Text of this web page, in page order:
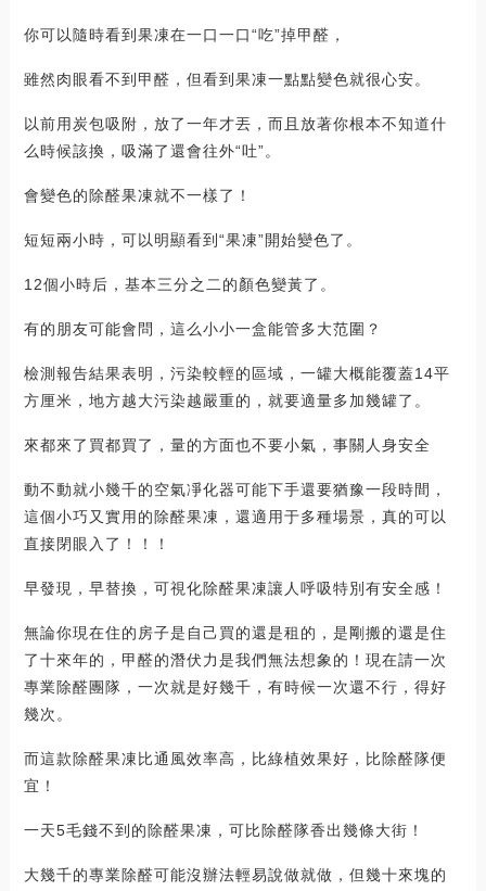
你可以隨時看到果凍在一口一口“吃”掉甲醛，
雖然肉眼看不到甲醛，但看到果凍一點點變色就很心安。
以前用炭包吸附，放了一年才丟，而且放著你根本不知道什
么時候該換，吸滿了還會往外“吐”。
會變色的除醛果凍就不一樣了！
短短兩小時，可以明顯看到“果凍”開始變色了。
12個小時后，基本三分之二的顏色變黃了。
有的朋友可能會問，這么小小一盒能管多大范圍？
檢測報告結果表明，污染較輕的區域，一罐大概能覆蓋14平
方厘米，地方越大污染越嚴重的，就要適量多加幾罐了。
來都來了買都買了，量的方面也不要小氣，事關人身安全
動不動就小幾千的空氣凈化器可能下手還要猶豫一段時間，
這個小巧又實用的除醛果凍，還適用于多種場景，真的可以
直接閉眼入了！！！
早發現，早替換，可視化除醛果凍讓人呼吸特別有安全感！
無論你現在住的房子是自己買的還是租的，是剛搬的還是住
了十來年的，甲醛的潛伏力是我們無法想象的！現在請一次
專業除醛團隊，一次就是好幾千，有時候一次還不行，得好
幾次。
而這款除醛果凍比通風效率高，比綠植效果好，比除醛隊便
宜！
一天5毛錢不到的除醛果凍，可比除醛隊香出幾條大街！
大幾千的專業除醛可能沒辦法輕易說做就做，但幾十來塊的